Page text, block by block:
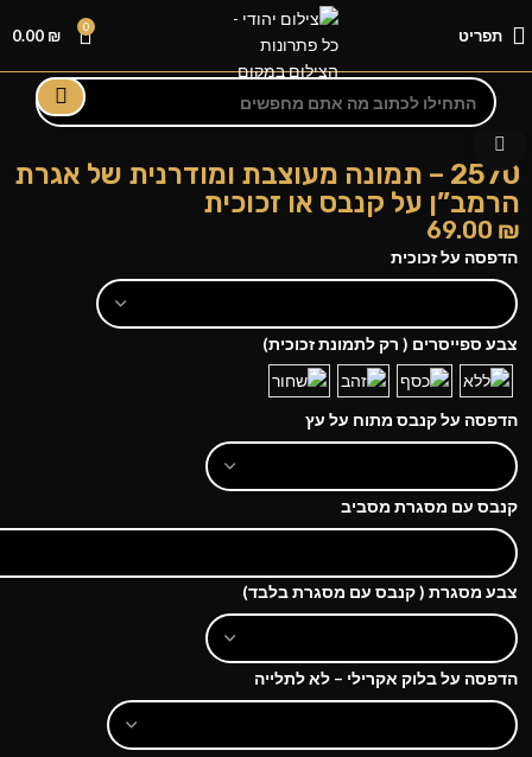
תפריט 0
0.00 ₪
2570 – תמונה מעוצבת ומודרנית של אגרת
הרמב”ן על קנבס או זכוכית
69.00 ₪
הדפסה על זכוכית
צבע ספייסרים ( רק לתמונת זכוכית)
הדפסה על קנבס מתוח על עץ
קנבס עם מסגרת מסביב
צבע מסגרת ( קנבס עם מסגרת בלבד)
הדפסה על בלוק אקרילי – לא לתלייה